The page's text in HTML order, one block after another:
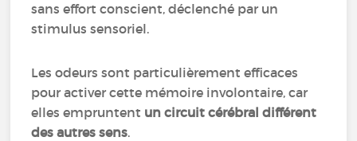
sans effort conscient, déclenché par un
stimulus sensoriel.
Les odeurs sont particulièrement efficaces
pour activer cette mémoire involontaire, car
elles empruntent un circuit cérébral différent
des autres sens.